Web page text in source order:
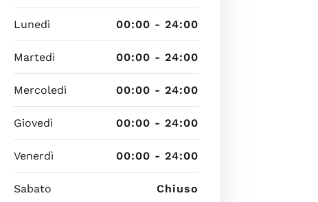
Lunedì 00:00 - 24:00
Martedì 00:00 - 24:00
Mercoledì 00:00 - 24:00
Giovedì 00:00 - 24:00
Venerdì 00:00 - 24:00
Sabato Chiuso